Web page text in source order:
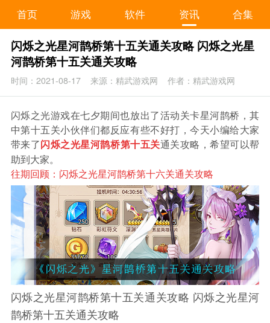
首页 游戏 软件 资讯 合集
闪烁之光星河鹊桥第十五关通关攻略 闪烁之光星
河鹊桥第十五关通关攻略
时间：2021-08-17 来源：精武游戏网 作者：精武游戏网
闪烁之光游戏在七夕期间也放出了活动关卡星河鹊桥，其
中第十五关小伙伴们都反应有些不好打，今天小编给大家
带来了闪烁之光星河鹊桥第十五关通关攻略，希望可以帮
助到大家。
往期回顾： 闪烁之光星河鹊桥第十六关通关攻略
闪烁之光星河鹊桥第十五关通关攻略 闪烁之光星河
鹊桥第十五关通关攻略